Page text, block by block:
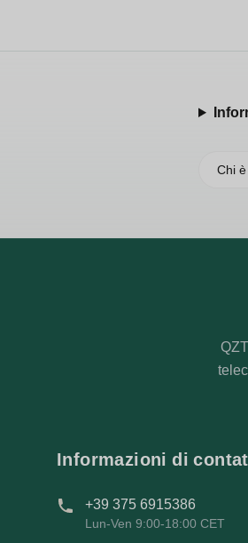
Chi
Informazioni di
+39 375 6915386
Lun-Ven 9:00-18:00 CET